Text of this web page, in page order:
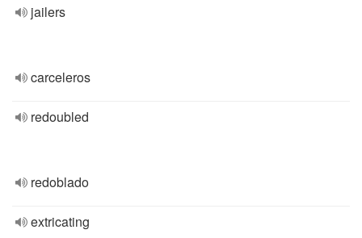
jailers
carceleros
redoubled
redoblado
extricating